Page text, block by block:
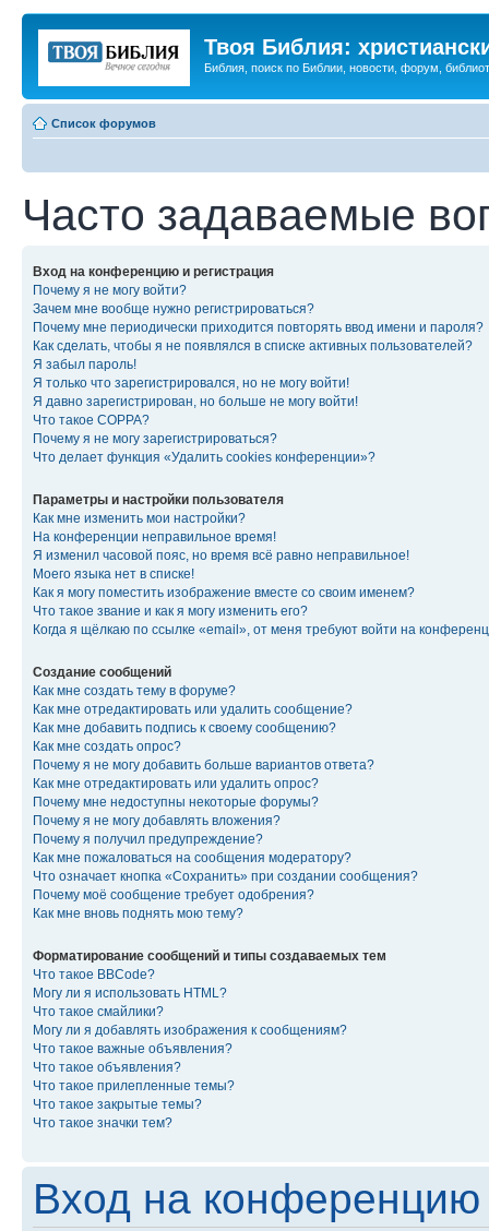
Твоя Библия:
Библия, поиск по Библии, новости, форум,
Список форумов
Часто задаваемые
Вход на конференцию и регистрация
Почему я не могу войти?
Зачем мне вообще нужно регистрироваться?
Почему мне периодически приходится повторять ввод имени и пароля?
Как сделать, чтобы я не появлялся в списке активных пользователей?
Я забыл пароль!
Я только что зарегистрировался, но не могу войти!
Я давно зарегистрирован, но больше не могу войти!
Что такое COPPA?
Почему я не могу зарегистрироваться?
Что делает функция «Удалить cookies конференции»?
Параметры и настройки пользователя
Как мне изменить мои настройки?
На конференции неправильное время!
Я изменил часовой пояс, но время всё равно неправильное!
Моего языка нет в списке!
Как я могу поместить изображение вместе со своим именем?
Что такое звание и как я могу изменить его?
Когда я щёлкаю по ссылке «email», от меня требуют войти на
Создание сообщений
Как мне создать тему в форуме?
Как мне отредактировать или удалить сообщение?
Как мне добавить подпись к своему сообщению?
Как мне создать опрос?
Почему я не могу добавить больше вариантов ответа?
Как мне отредактировать или удалить опрос?
Почему мне недоступны некоторые форумы?
Почему я не могу добавлять вложения?
Почему я получил предупреждение?
Как мне пожаловаться на сообщения модератору?
Что означает кнопка «Сохранить» при создании сообщения?
Почему моё сообщение требует одобрения?
Как мне вновь поднять мою тему?
Форматирование сообщений и типы создаваемых тем
Что такое BBCode?
Могу ли я использовать HTML?
Что такое смайлики?
Могу ли я добавлять изображения к сообщениям?
Что такое важные объявления?
Что такое объявления?
Что такое прилепленные темы?
Что такое закрытые темы?
Что такое значки тем?
Вход на конференцию